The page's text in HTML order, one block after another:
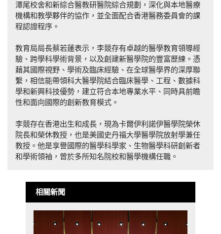
潭尾校舍和新綜合醫教研醫院綜合規劃，深化與本地醫療
機構和教學夥伴的協作，並全面配合香港醫務委員會的課
程認證程序。
教育局局長蔡若蓮表示，李競存有卓越的醫學教育領導經
驗、跨學科學術背景，以及創建新醫學院的豐富歷練。憑
藉其國際視野、學術及臨床經驗、在全球醫學界的深厚聯
繫，相信能帶領科大醫學院結合臨床醫學、工程、數據科
學和新興科技優勢，建立符合本地專業水平、同時具前瞻
性和面向國際的創新教育模式。
李競存在香港出生和成長，現為卡爾伊利諾伊醫學院榮休
院長和榮休教授，也是美國史丹福大學醫學院放射學兼任
教授。他是享譽國際的醫學科學家、生物醫學科研創新者
和學術領袖，曾於多所知名院校和醫學機構任職。
相關新聞